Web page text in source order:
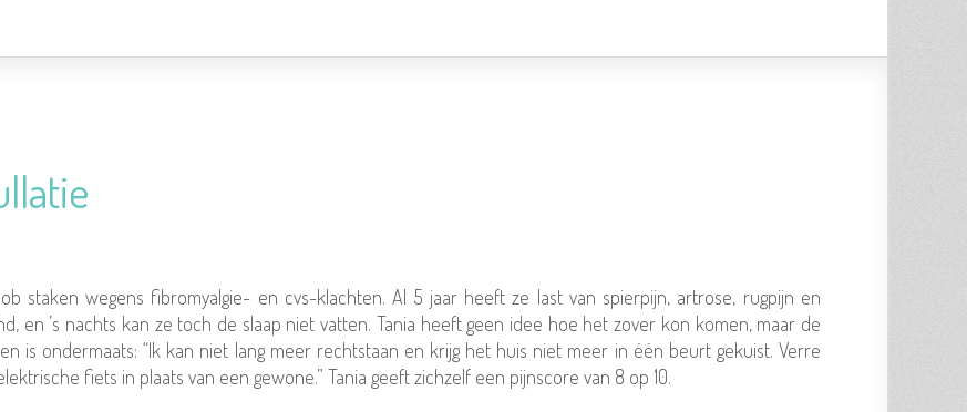
staken wegens fibromyalgie- en cvs-klachten. Al 5 jaar heeft ze last van spierpijn, artrose, rugpijn en
en ’s nachts kan ze toch de slaap niet vatten. Tania heeft geen idee hoe het zover kon komen, maar de
is ondermaats: “Ik kan niet lang meer rechtstaan en krijg het huis niet meer in één beurt gekuist. Verre
fiets in plaats van een gewone.” Tania geeft zichzelf een pijnscore van 8 op 10.